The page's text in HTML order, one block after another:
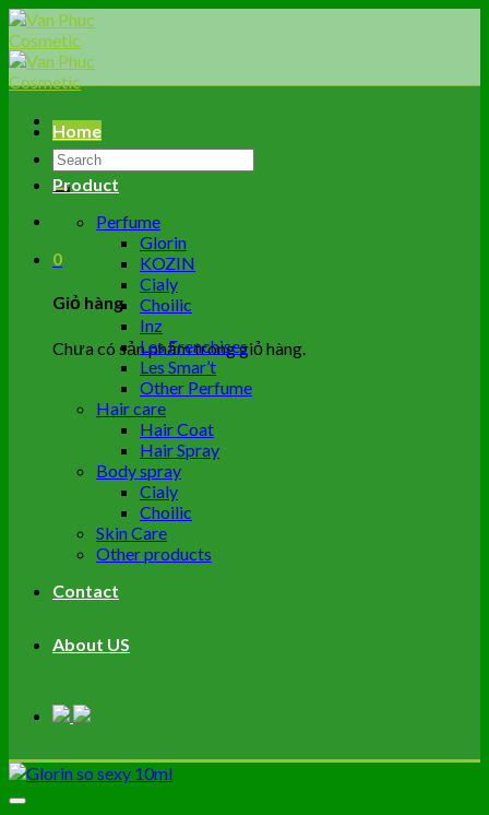
Skip
to
content
Tìm
kiếm:
0
Giỏ hàng
Chưa có sản phẩm trong giỏ hàng.
Home
Product
Perfume
Glorin
KOZIN
Cialy
Choilic
Inz
Les Frenchises
Les Smar’t
Other Perfume
Hair care
Hair Coat
Hair Spray
Body spray
Cialy
Choilic
Skin Care
Other products
Contact
About US